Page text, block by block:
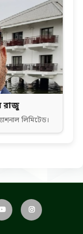
রাজু
লিমিটেড।